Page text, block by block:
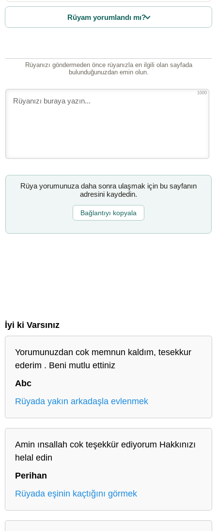
Rüyam yorumlandı mı?
Rüyanızı göndermeden önce rüyanızla en ilgili olan sayfada
bulunduğunuzdan emin olun.
1000
Rüya yorumunuza daha sonra ulaşmak için bu sayfanın
adresini kaydedin.
Bağlantıyı kopyala
İyi ki Varsınız
Yorumunuzdan cok memnun kaldım, tesekkur
ederim . Beni mutlu ettiniz
Abc
Rüyada yakın arkadaşla evlenmek
Amin ınsallah cok teşekkür ediyorum Hakkınızı
helal edin
Perihan
Rüyada eşinin kaçtığını görmek